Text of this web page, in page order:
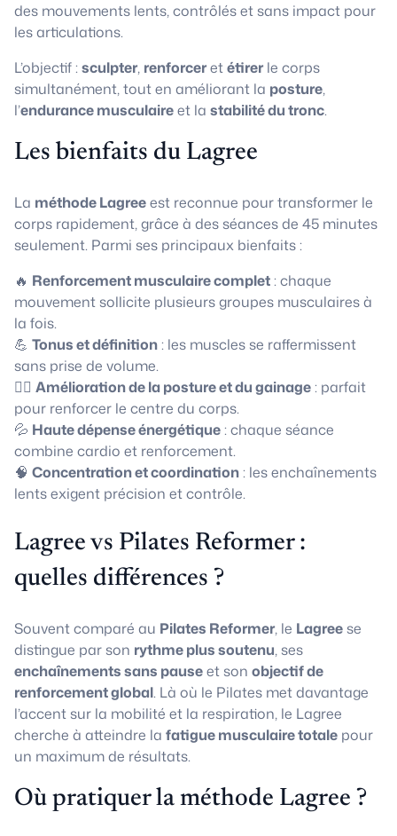
des mouvements lents, contrôlés et sans impact pour
les articulations.
L’objectif :sculpter, renforceretétirerle corps
simultanément, tout en améliorant la posture,
l’endurance musculaireet la stabilité du tronc.
Les bienfaits du Lagree
La méthode Lagreeest reconnue pour transformer le
corps rapidement, grâce à des séances de 45 minutes
seulement. Parmi ses principaux bienfaits :
🔥 Renforcement musculaire complet: chaque
mouvement sollicite plusieurs groupes musculaires à
la fois.
💪 Tonus et définition: les muscles se raffermissent
sans prise de volume.
🧘‍♀️ Amélioration de la posture et du gainage: parfait
pour renforcer le centre du corps.
💦 Haute dépense énergétique: chaque séance
combine cardio et renforcement.
🧠 Concentration et coordination: les enchaînements
lents exigent précision et contrôle.
Lagree vs Pilates Reformer :
quelles différences ?
Souvent comparé au Pilates Reformer, le Lagree se
distingue par son rythme plus soutenu, ses
enchaînements sans pauseet son objectif de
renforcement global. Là où le Pilates met davantage
l’accent sur la mobilité et la respiration, le Lagree
cherche à atteindre la fatigue musculaire totale pour
un maximum de résultats.
Où pratiquer la méthode Lagree ?